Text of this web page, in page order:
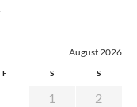
August 2026
F S S
1
2